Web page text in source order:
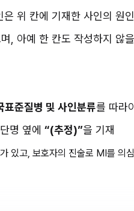
은 위 칸에 기재한 사인의 원
, 아예 한 칸도 작성하지 않
표준질병 및 사인분류를 따라
명 옆에 “(추정)”을 기재
있고, 보호자의 진술로 MI를 의